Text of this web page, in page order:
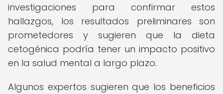
investigaciones para confirmar estos
hallazgos, los resultados preliminares son
prometedores y sugieren que la dieta
cetogénica podría tener un impacto positivo
en la salud mental a largo plazo.
Algunos expertos sugieren que los beneficios